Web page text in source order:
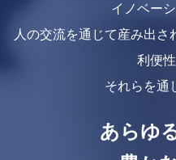
イノベー
人の交流を通じて産み出さ
利便
それらを通
あらゆ